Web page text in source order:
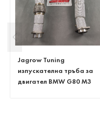
Jagrow Tuning
изпускателна тръба за
двигател BMW G80 M3